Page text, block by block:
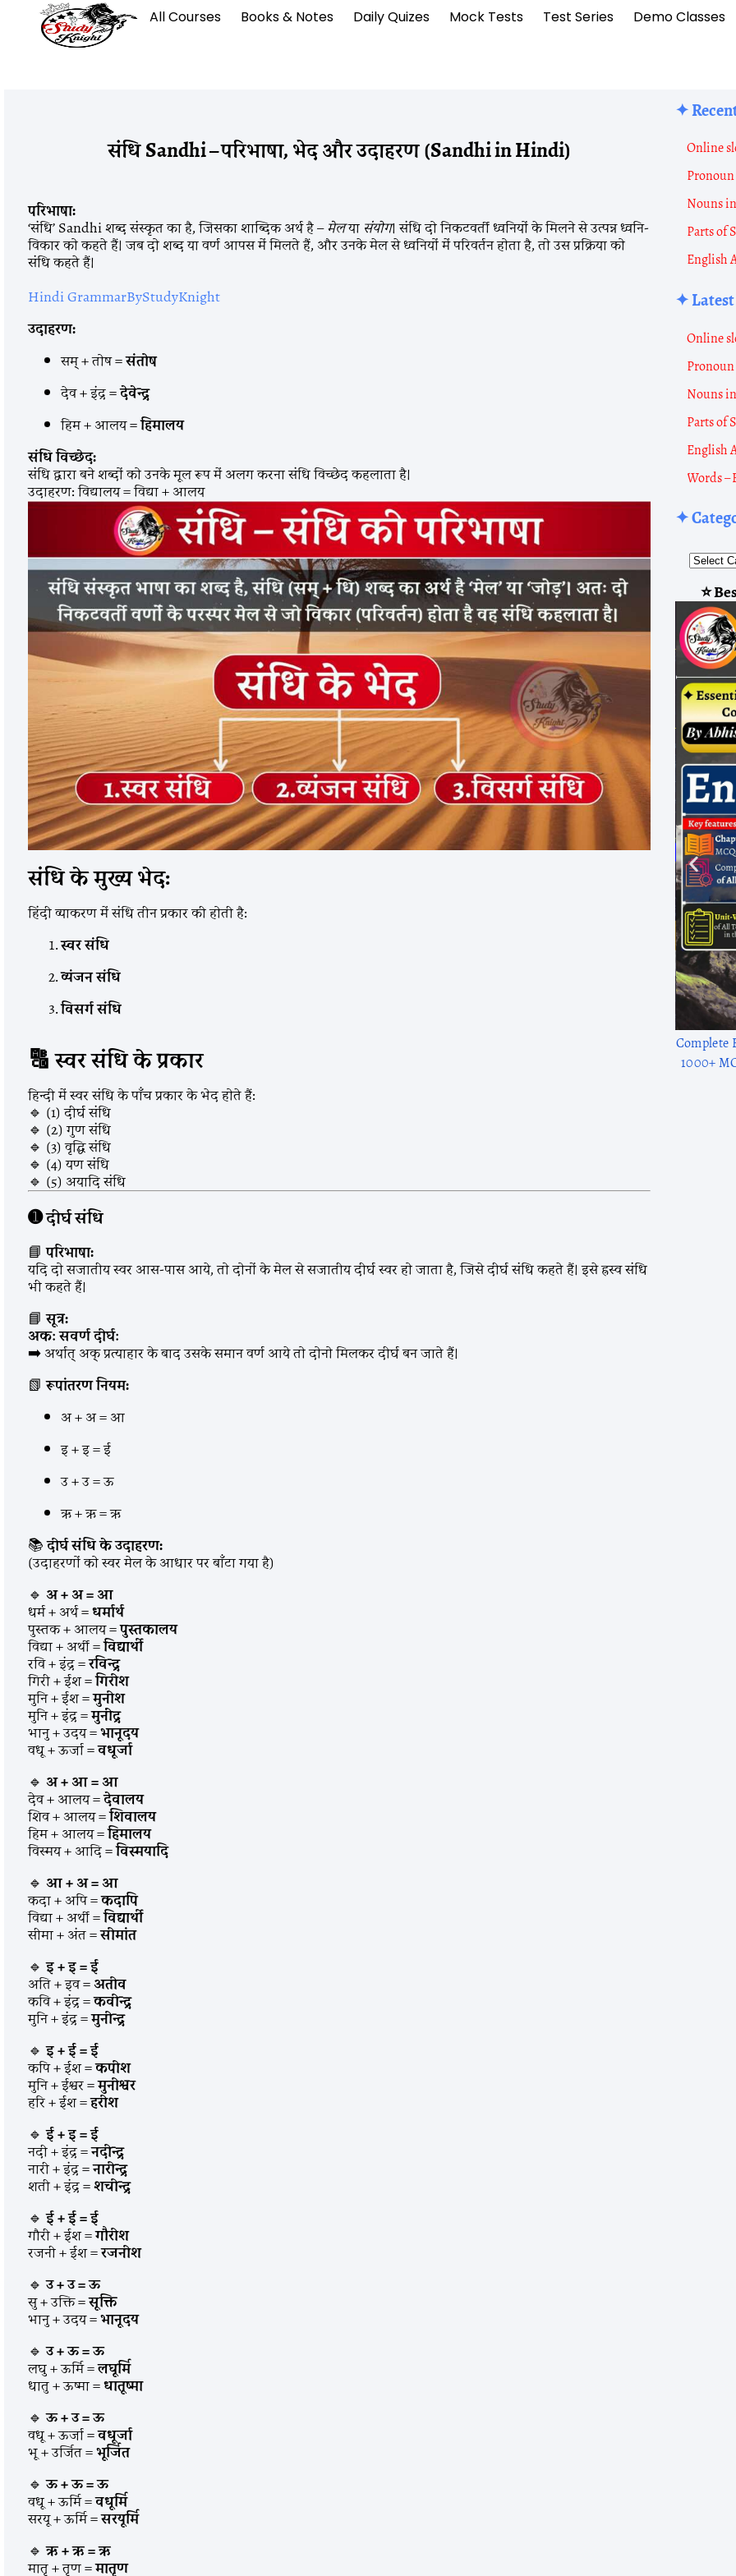
All Courses Books & Notes Daily Quizes Mock Tests Test Series Demo Classes
संधि Sandhi – परिभाषा, भेद और उदाहरण (Sandhi in Hindi)
परिभाषा:
‘संधि’ Sandhi शब्द संस्कृत का है, जिसका शाब्दिक अर्थ है –मेलया संयोग। संधि दो निकटवर्ती ध्वनियों के मिलने से उत्पन्न ध्वनि-
विकार को कहते हैं। जब दो शब्द या वर्ण आपस में मिलते हैं, और उनके मेल से ध्वनियों में परिवर्तन होता है, तो उस प्रक्रिया को
संधि कहते हैं।
Hindi GrammarByStudyKnight
उदाहरण:
सम् + तोष =संतोष
देव + इंद्र =देवेन्द्र
हिम + आलय =हिमालय
संधि विच्छेद:
संधि द्वारा बने शब्दों को उनके मूल रूप में अलग करना संधि विच्छेद कहलाता है।
उदाहरण: विद्यालय = विद्या + आलय
संधि के मुख्य भेद:
हिंदी व्याकरण में संधि तीन प्रकार की होती है:
स्वर संधि
व्यंजन संधि
विसर्ग संधि
🔠स्वर संधि के प्रकार
हिन्दी में स्वर संधि के पाँच प्रकार के भेद होते हैं:
🔹 (1) दीर्घ संधि
🔹 (2) गुण संधि
🔹 (3) वृद्धि संधि
🔹 (4) यण संधि
🔹 (5) अयादि संधि
➊दीर्घ संधि
📘परिभाषा:
यदि दो सजातीय स्वर आस-पास आये, तो दोनों के मेल से सजातीय दीर्घ स्वर हो जाता है, जिसे दीर्घ संधि कहते हैं। इसे ह्रस्व संधि
भी कहते हैं।
📘सूत्र:
अकः सवर्ण दीर्घः
➡️ अर्थात् अक् प्रत्याहार के बाद उसके समान वर्ण आये तो दोनो मिलकर दीर्घ बन जाते हैं।
📗रूपांतरण नियम:
अ + अ = आ
इ + इ = ई
उ + उ = ऊ
ऋ + ऋ = ऋ
📚दीर्घ संधि के उदाहरण:
(उदाहरणों को स्वर मेल के आधार पर बाँटा गया है)
🔹अ + अ = आ
धर्म + अर्थ =धर्मार्थ
पुस्तक + आलय =पुस्तकालय
विद्या + अर्थी =विद्यार्थी
रवि + इंद्र =रविन्द्र
गिरी + ईश =गिरीश
मुनि + ईश =मुनीश
मुनि + इंद्र =मुनींद्र
भानु + उदय =भानूदय
वधू + ऊर्जा =वधूर्जा
🔹अ + आ = आ
देव + आलय =देवालय
शिव + आलय =शिवालय
हिम + आलय =हिमालय
विस्मय + आदि =विस्मयादि
🔹आ + अ = आ
कदा + अपि =कदापि
विद्या + अर्थी =विद्यार्थी
सीमा + अंत =सीमांत
🔹इ + इ = ई
अति + इव =अतीव
कवि + इंद्र =कवीन्द्र
मुनि + इंद्र =मुनीन्द्र
🔹इ + ई = ई
कपि + ईश =कपीश
मुनि + ईश्वर =मुनीश्वर
हरि + ईश =हरीश
🔹ई + इ = ई
नदी + इंद्र =नदीन्द्र
नारी + इंद्र =नारीन्द्र
शती + इंद्र =शचीन्द्र
🔹ई + ई = ई
गौरी + ईश =गौरीश
रजनी + ईश =रजनीश
🔹उ + उ = ऊ
सु + उक्ति =सूक्ति
भानु + उदय =भानूदय
🔹उ + ऊ = ऊ
लघु + ऊर्मि =लघूर्मि
धातु + ऊष्मा =धातूष्मा
🔹ऊ + उ = ऊ
वधू + ऊर्जा =वधूर्जा
भू + उर्जित =भूर्जित
🔹ऊ + ऊ = ऊ
वधू + ऊर्मि =वधूर्मि
सरयू + ऊर्मि =सरयूर्मि
🔹ऋ + ऋ = ऋ
मातृ + तृण =मातृण
✦
Online
Nouns
Parts of
English
✦
Online
Nouns
Parts of
English
Words
✦
⭐
1300+
to
& Current Affairs. 690 price, 5000+ copies sold.
sold.